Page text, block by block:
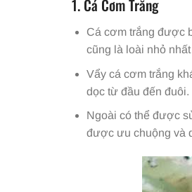
1. Cá Cơm Trắng
Cá cơm trắng được
cũng là loài nhỏ
Vẩy cá cơm trắng
dọc từ đầu đến đuôi.
Ngoài có thể được
được ưu chuộng và